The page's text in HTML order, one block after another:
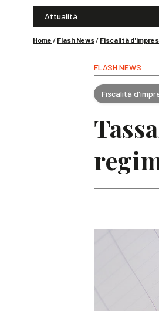
Attualità
Home / Flash News/ Fiscalità
FLASH NEWS
Fiscalità